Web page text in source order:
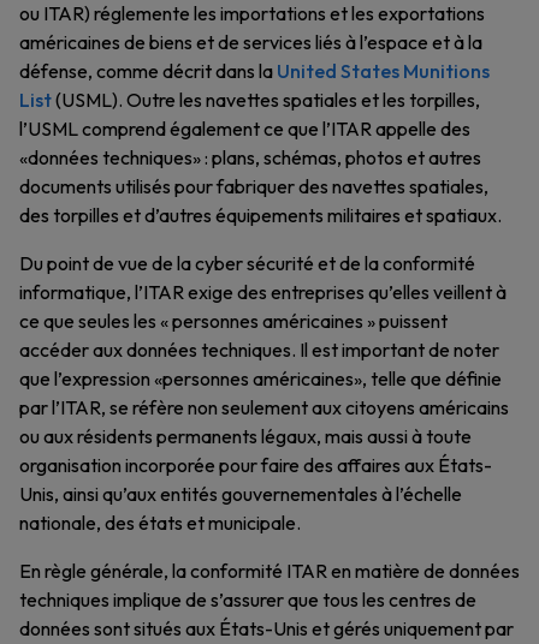
ou ITAR) réglemente les importations et les exportations
américaines de biens et de services liés à l’espace et à la
défense, comme décrit dans la United States Munitions
List(USML). Outre les navettes spatiales et les torpilles,
l’USML comprend également ce que l’ITAR appelle des
«données techniques» : plans, schémas, photos et autres
documents utilisés pour fabriquer des navettes spatiales,
des torpilles et d’autres équipements militaires et spatiaux.
Du point de vue de la cyber sécurité et de la conformité
informatique, l’ITAR exige des entreprises qu’elles veillent à
ce que seules les « personnes américaines » puissent
accéder aux données techniques. Il est important de noter
que l’expression «personnes américaines», telle que définie
par l’ITAR, se réfère non seulement aux citoyens américains
ou aux résidents permanents légaux, mais aussi à toute
organisation incorporée pour faire des affaires aux États-
Unis, ainsi qu’aux entités gouvernementales à l’échelle
nationale, des états et municipale.
En règle générale, la conformité ITAR en matière de données
techniques implique de s’assurer que tous les centres de
données sont situés aux États-Unis et gérés uniquement par